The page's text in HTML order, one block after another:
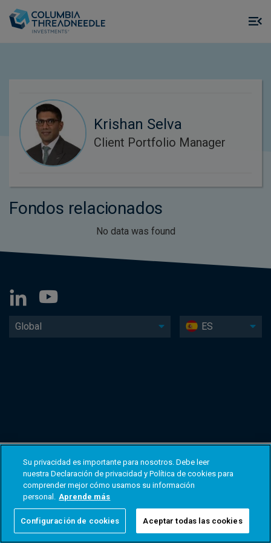
Krishan Selva
Client Portfolio Manager
Fondos relacionados
No data was found
Global ES
Su privacidad es importante para nosotros. Debe leer
nuestra Declaración de privacidad y Política de cookies para
comprender mejor cómo usamos su información
personal. Aprende más
Configuración de cookies Aceptar todas las cookies